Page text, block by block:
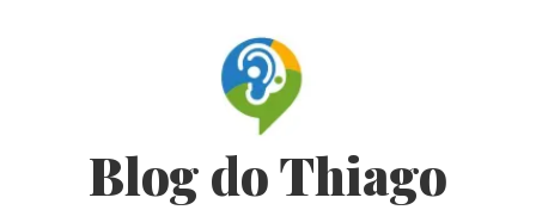
Blog do Thiago